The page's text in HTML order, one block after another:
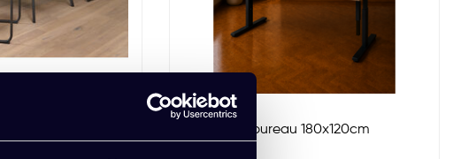
Basic wingbureau 180x120cm